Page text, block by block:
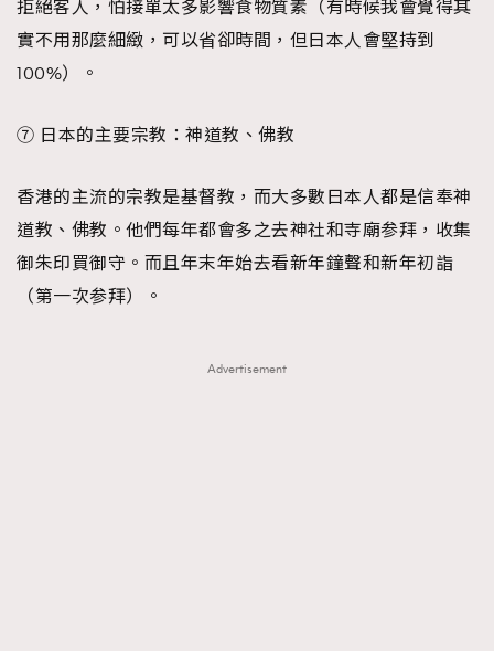
拒絕客人，怕接單太多影響食物質素（有時候我會覺得其
實不用那麼細緻，可以省卻時間，但日本人會堅持到
100%）。
⑦ 日本的主要宗教：神道教、佛教
香港的主流的宗教是基督教，而大多數日本人都是信奉神
道教、佛教。他們每年都會多之去神社和寺廟参拜，收集
御朱印買御守。而且年末年始去看新年鐘聲和新年初詣
（第一次参拜）。
Advertisement